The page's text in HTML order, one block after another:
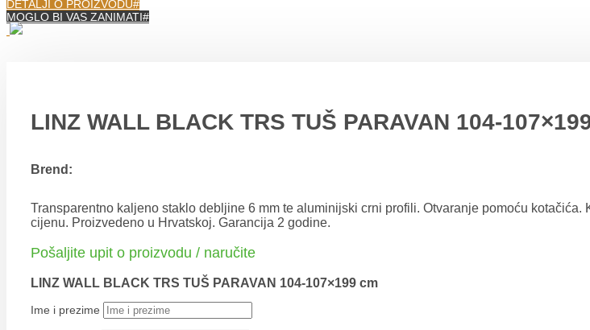
DETALJI O PROIZVODU
MOGLO BI VAS ZANIMATI
LINZ WALL BLACK TRS TUŠ PARAVAN 104-
Brend:
Transparentno kaljeno staklo debljine 6 mm te aluminijski crni profili. Otvaranje pomoću
cijenu. Proizvedeno u Hrvatskoj. Garancija 2 godine.
Pošaljite upit o proizvodu / naručite
LINZ WALL BLACK TRS TUŠ PARAVAN 104-107×199 cm
Ime i prezime